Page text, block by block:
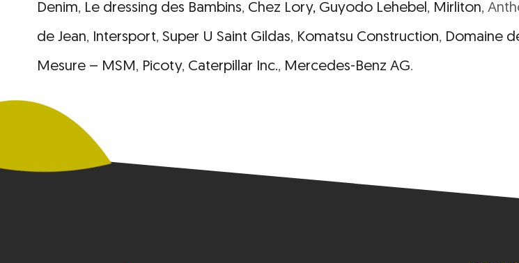
Denim, Le dressing des Bambins, Chez Lory, Guyodo Lehebel, Mirliton,
de Jean, Intersport, Super U Saint Gildas, Komatsu Construction, Domaine
Mesure – MSM, Picoty, Caterpillar Inc., Mercedes-Benz AG.